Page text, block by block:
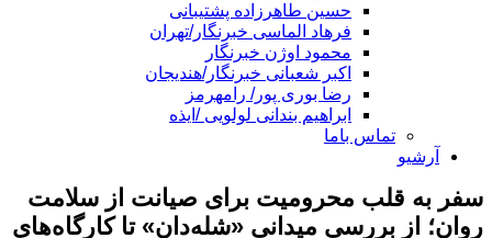
حسین طاهرزاده پشتیبانی
فرهاد الماسی خبرنگار/تهران
محمود اوژن خبرنگار
اکبر شعبانی خبرنگار/هندیجان
رضا بوری پور/ رامهرمز
ابراهیم بندانی لولویی /ایذه
تماس باما
آرشیو
سفر به قلب محرومیت برای صیانت از سلامت
روان؛ از بررسی میدانی «شله‌دان» تا کارگاه‌های